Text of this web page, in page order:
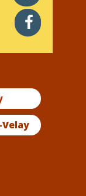
facebook